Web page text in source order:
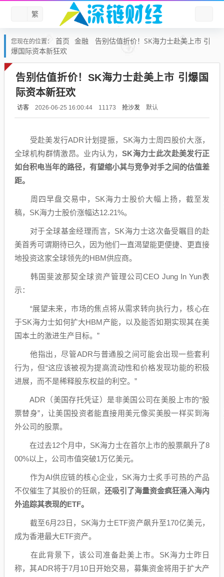
繁
您现在的位置： 首页 金融
告别估值折价！SK海力士赴美上市 引
爆国际资本新狂欢
告别估值折价！SK海力士赴美上市 引爆国
际资本新狂欢
访客 2026-06-25 16:00:44 11173 抢沙发 默认
受赴美发行ADR计划提振，SK海力士周四股价大涨，
全球机构群情激昂。业内认为，SK海力士此次赴美发行正
如台积电当年的路径，有望缩小其与竞争对手之间的估值差
距。
周四早盘交易中，SK海力士股价大幅上扬，截至发
稿，SK海力士股价涨幅达12.21%。
对于全球基金经理而言，SK海力士这次备受瞩目的赴
美首秀可谓期待已久，因为他们一直渴望能更便捷、更直接
地投资这家全球领先的HBM供应商。
韩国斐波那契全球资产管理公司CEO Jung In Yun表
示：
“展望未来，市场的焦点将从需求转向执行力，核心在
于SK海力士如何扩大HBM产能，以及能否如期实现其在美
国本土的激进生产目标。”
他指出，尽管ADR与普通股之间可能会出现一些套利
行为，但“这应该被视为提高流动性和价格发现功能的积极
进展，而不是稀释股东权益的利空。”
ADR（美国存托凭证）是非美国公司在美股上市的“股
票替身”，让美国投资者能直接用美元像买美股一样买到海
外公司的股票。
在过去12个月中，SK海力士在首尔上市的股票飙升了8
00%以上，公司市值突破1万亿美元。
作为AI供应链的核心企业，SK海力士炙手可热的产品
不仅催生了其股价的狂飙， 还吸引了海量资金疯狂涌入海内
外追踪其表现的ETF。
截至6月23日，SK海力士ETF资产飙升至170亿美元，
成为香港最大ETF资产。
在此背景下，该公司准备赴美上市。SK海力士昨日
称，其ADR将于7月10日开始交易，募集资金将用于扩大产